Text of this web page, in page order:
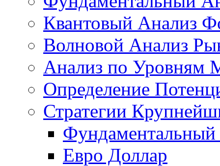
Квантовый Анализ
Волновой Анализ
Анализ по Уровням
Определение
Стратегии
Евро Доллар